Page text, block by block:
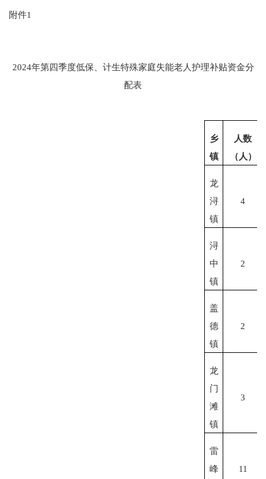
附件1
2024年第四季度低保、计生特殊家庭失能老人护理补贴资金分
配表
乡
镇
人数
（人）
龙
浔
镇
4
浔
中
镇
2
盖
德
镇
2
龙
门
滩
镇
3
雷
峰
11